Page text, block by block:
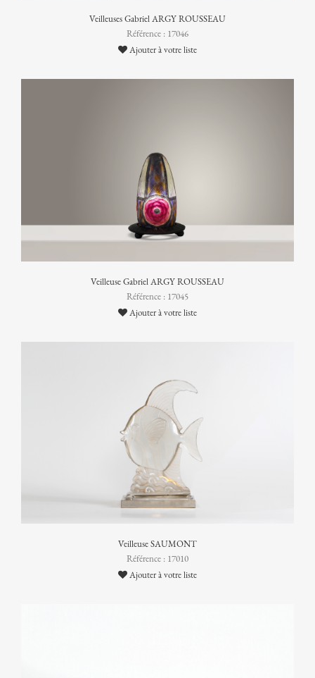
Veilleuses Gabriel ARGY ROUSSEAU
Référence : 17046
Ajouter à votre liste
Veilleuse Gabriel ARGY ROUSSEAU
Référence : 17045
Ajouter à votre liste
Veilleuse SAUMONT
Référence : 17010
Ajouter à votre liste